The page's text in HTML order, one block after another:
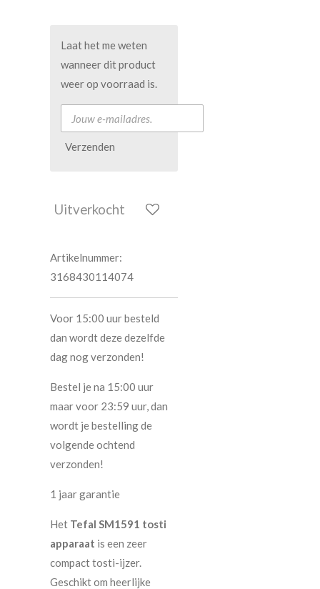
Laat het me weten
wanneer dit product
weer op voorraad is.
Verzenden
Uitverkocht
Artikelnummer:
3168430114074
Voor 15:00 uur besteld
dan wordt deze dezelfde
dag nog verzonden!
Bestel je na 15:00 uur
maar voor 23:59 uur, dan
wordt je bestelling de
volgende ochtend
verzonden!
1 jaar garantie
Het Tefal SM1591 tosti
apparaat is een zeer
compact tosti-ijzer.
Geschikt om heerlijke